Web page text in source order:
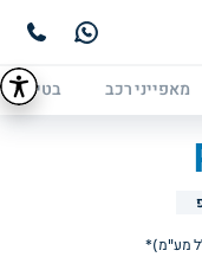
מאפייני רכב בטיחות
מע"מ)*